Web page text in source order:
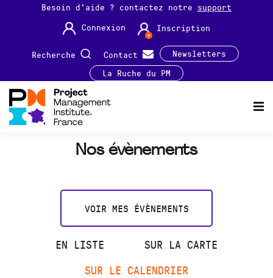
Besoin d'aide ? contactez notre support
Connexion
Inscription
Recherche Contact
Newsletters
La Ruche du PM
Nos évènements
VOIR MES ÉVÈNEMENTS
EN LISTE
SUR LA CARTE
SUR LE CALENDRIER